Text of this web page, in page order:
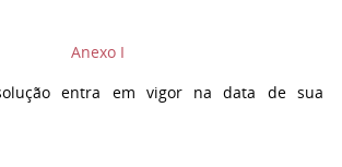
Anexo I
entra em vigor na data de sua